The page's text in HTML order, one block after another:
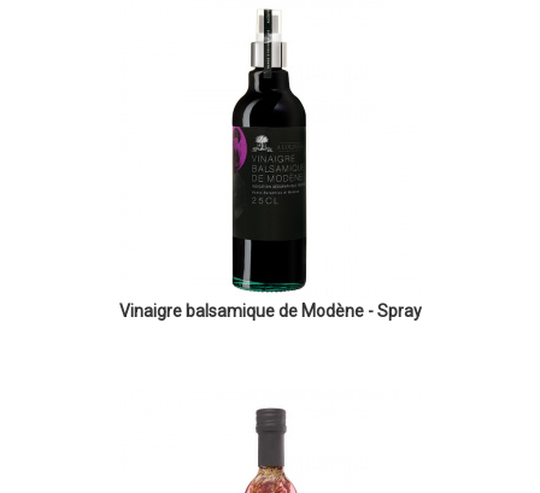
Vinaigre balsamique de Modène - Spray